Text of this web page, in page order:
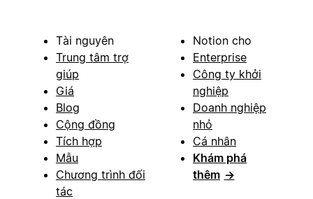
Tài nguyên
Trung tâm trợ
giúp
Giá
Blog
Cộng đồng
Tích hợp
Mẫu
Chương trình đối
tác
Notion cho
Enterprise
Công ty khởi
nghiệp
Doanh nghiệp
nhỏ
Cá nhân
Khám phá
thêm →